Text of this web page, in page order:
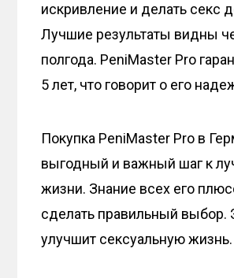
искривление и делать секс
Лучшие результаты видны
полгода. PeniMaster Pro
5 лет, что говорит о его
Покупка PeniMaster Pro в
выгодный и важный шаг к
жизни. Знание всех его
сделать правильный выбор.
улучшит сексуальную жизнь.